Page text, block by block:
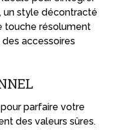
un style décontracté
touche résolument
accessoires
parfaire votre
des valeurs sûres.